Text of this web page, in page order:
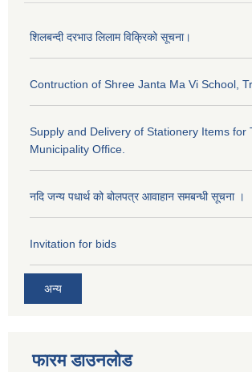
शिलबन्दी दरभाउ लिलाम विक्रिको सूचना।
Contruction of Shree Janta Ma Vi School,
Supply and Delivery of Stationery Items for
Municipality Office.
नदि जन्य पधार्थ को बोलपत्र आवाहान समबन्धी सूचना ।
Invitation for bids
अन्य
फारम डाउनलोड